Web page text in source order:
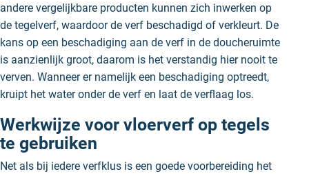
andere vergelijkbare producten kunnen zich inwerken op
de tegelverf, waardoor de verf beschadigd of verkleurt. De
kans op een beschadiging aan de verf in de doucheruimte
is aanzienlijk groot, daarom is het verstandig hier nooit te
verven. Wanneer er namelijk een beschadiging optreedt,
kruipt het water onder de verf en laat de verflaag los.
Werkwijze voor vloerverf op tegels
te gebruiken
Net als bij iedere verfklus is een goede voorbereiding het